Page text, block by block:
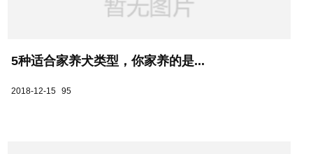
5种适合家养犬类型，你家养的是...
2018-12-15 95